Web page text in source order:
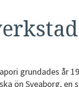
grundades år
ön Sveaborg, en